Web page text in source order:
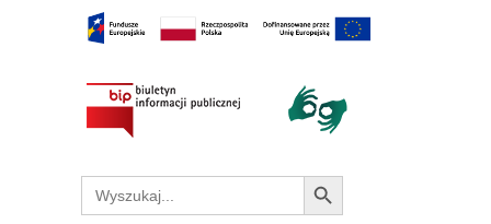
Search
for:
Search Button